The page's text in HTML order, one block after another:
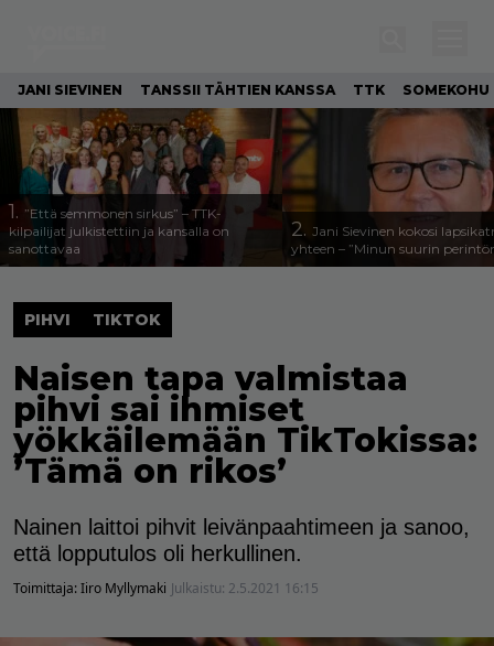
JANI SIEVINEN TANSSII TÄHTIEN KANSSA TTK SOMEKOHU
1. ”Että semmonen sirkus” – TTK-
kilpailijat julkistettiin ja kansalla on
sanottavaa
2. Jani Sievinen kokosi
yhteen – ”Minun suurin
PIHVI TIKTOK
Naisen tapa valmistaa
pihvi sai ihmiset
yökkäilemään TikTokissa:
’Tämä on rikos’
Nainen laittoi pihvit leivänpaahtimeen ja sanoo,
että lopputulos oli herkullinen.
Toimittaja:Iiro Myllymaki Julkaistu: 2.5.2021 16:15